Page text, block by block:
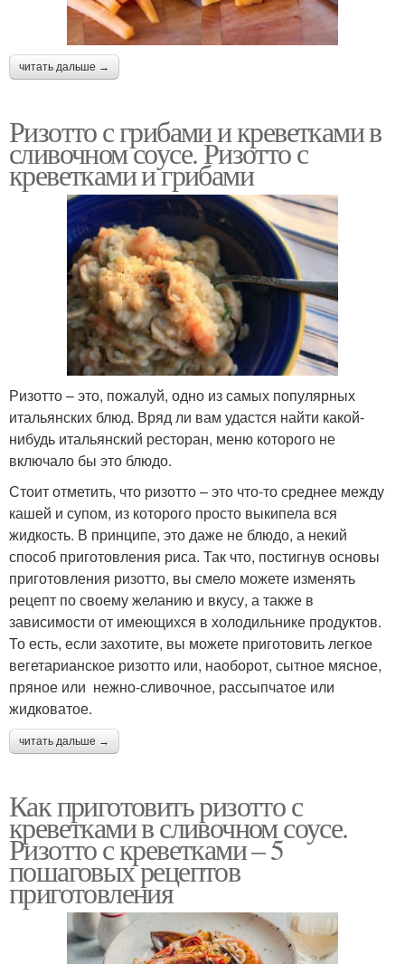
читать дальше →
Ризотто с грибами и креветками в
сливочном соусе. Ризотто с
креветками и грибами
Ризотто – это, пожалуй, одно из самых популярных
итальянских блюд. Вряд ли вам удастся найти какой-
нибудь итальянский ресторан, меню которого не
включало бы это блюдо.
Стоит отметить, что ризотто – это что-то среднее между
кашей и супом, из которого просто выкипела вся
жидкость. В принципе, это даже не блюдо, а некий
способ приготовления риса. Так что, постигнув основы
приготовления ризотто, вы смело можете изменять
рецепт по своему желанию и вкусу, а также в
зависимости от имеющихся в холодильнике продуктов.
То есть, если захотите, вы можете приготовить легкое
вегетарианское ризотто или, наоборот, сытное мясное,
пряное или нежно-сливочное, рассыпчатое или
жидковатое.
читать дальше →
Как приготовить ризотто с
креветками в сливочном соусе.
Ризотто с креветками – 5
пошаговых рецептов
приготовления